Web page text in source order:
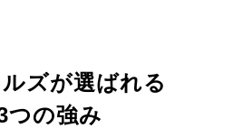
ズが選ばれる
つの強み